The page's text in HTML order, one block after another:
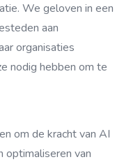
We geloven in een
aan
organisaties
nodig hebben om te
om de kracht van AI
optimaliseren van